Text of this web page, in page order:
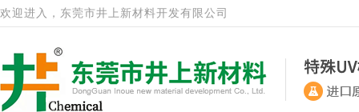
欢迎进入，东莞市井上新材料开发有限公司